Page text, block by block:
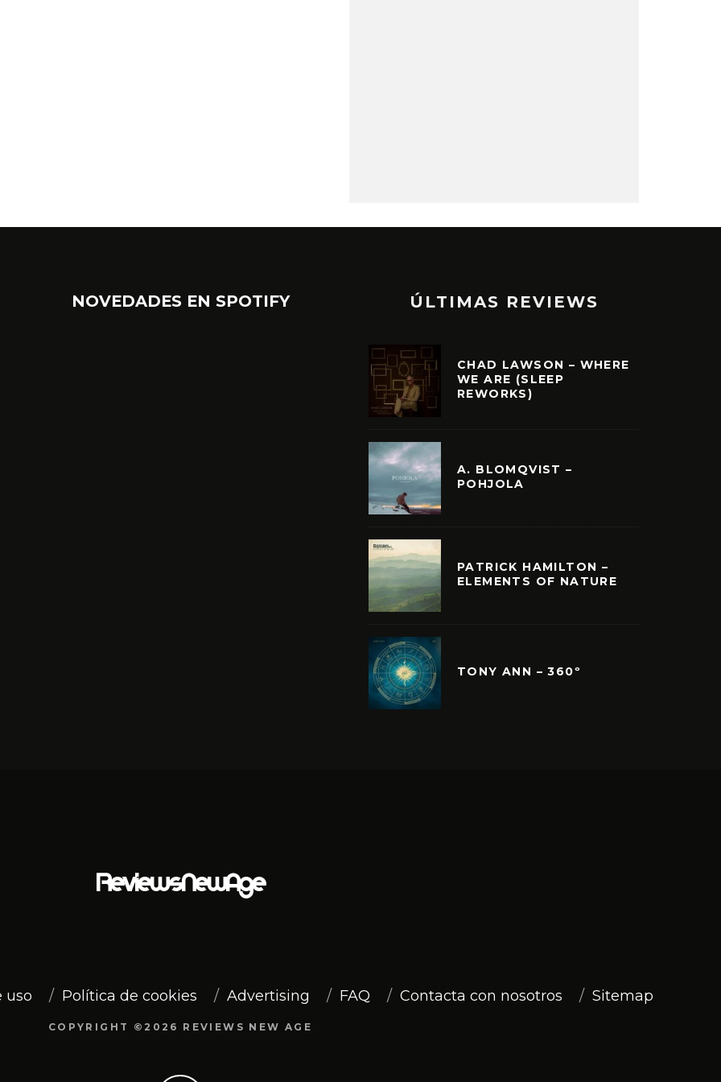
¿POR QUÉ LA MÚSICA DE
LUDOVICO EINAUDI NO ES
MÚSICA CLÁSICA?
NOVEDADES EN SPOTIFY ÚLTIMAS REVIEWS
CHAD LAWSON – WHERE
WE ARE (SLEEP
REWORKS)
A. BLOMQVIST –
POHJOLA
PATRICK HAMILTON –
ELEMENTS OF NATURE
TONY ANN – 360º
uso Política de cookies Advertising FAQ Contacta con nosotros Sitemap
COPYRIGHT ©2026 REVIEWS NEW AGE